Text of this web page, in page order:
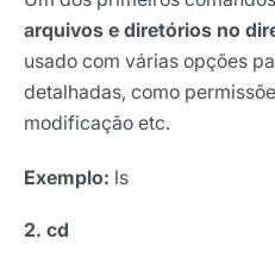
arquivos e diretórios no
usado com várias opções
detalhadas, como
modificação etc.
Exemplo: ls
2. cd